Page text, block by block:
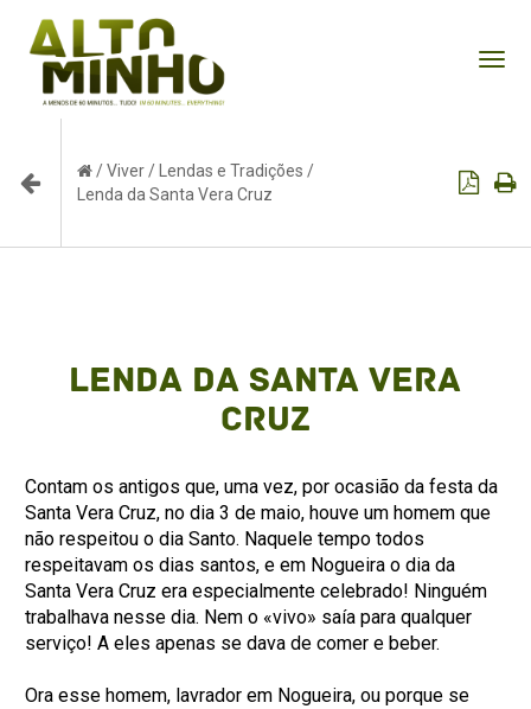
/Viver/ Lendas e Tradições /
Lenda da Santa Vera Cruz
Lenda da Santa Vera
Cruz
Contam os antigos que, uma vez, por ocasião da festa da
Santa Vera Cruz, no dia 3 de maio, houve um homem que
não respeitou o dia Santo. Naquele tempo todos
respeitavam os dias santos, e em Nogueira o dia da
Santa Vera Cruz era especialmente celebrado! Ninguém
trabalhava nesse dia. Nem o «vivo» saía para qualquer
serviço! A eles apenas se dava de comer e beber.
Ora esse homem, lavrador em Nogueira, ou porque se